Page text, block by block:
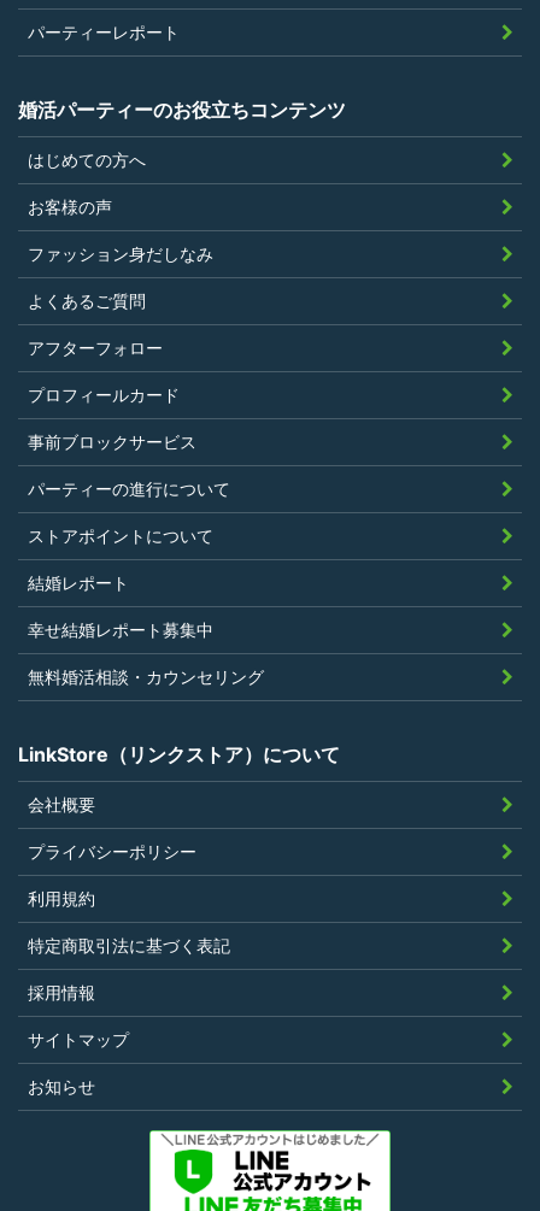
パーティーレポート
婚活パーティーのお役立ちコンテンツ
はじめての方へ
お客様の声
ファッション身だしなみ
よくあるご質問
アフターフォロー
プロフィールカード
事前ブロックサービス
パーティーの進行について
ストアポイントについて
結婚レポート
幸せ結婚レポート募集中
無料婚活相談・カウンセリング
LinkStore（リンクストア）について
会社概要
プライバシーポリシー
利用規約
特定商取引法に基づく表記
採用情報
サイトマップ
お知らせ